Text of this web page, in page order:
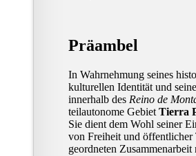
Präambel
In Wahrnehmung seines
kulturellen Identität und
innerhalb des Reino de
teilautonome Gebiet Tierra
Sie dient dem Wohl seiner
von Freiheit und öffentlicher
geordneten